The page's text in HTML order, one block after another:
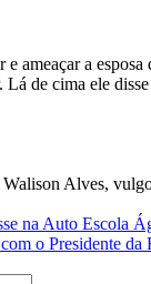
e ameaçar a
de cima ele
Alves,
na Auto Escola
o Presidente da